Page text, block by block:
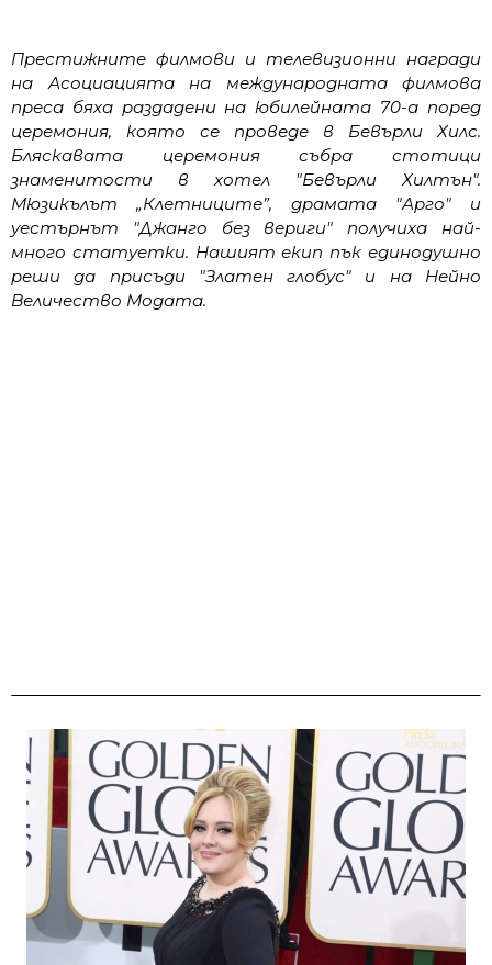
Престижните филмови и телевизионни награди
на Асоциацията на международната филмова
преса бяха раздадени на юбилейната 70-а поред
церемония, която се проведе в Бевърли Хилс.
Бляскавата церемония събра стотици
знаменитости в хотел "Бевърли Хилтън".
Мюзикълът „Клетниците”, драмата "Арго" и
уестърнът "Джанго без вериги" получиха най-
много статуетки. Нашият екип пък единодушно
реши да присъди "Златен глобус" и на Нейно
Величество Модата.